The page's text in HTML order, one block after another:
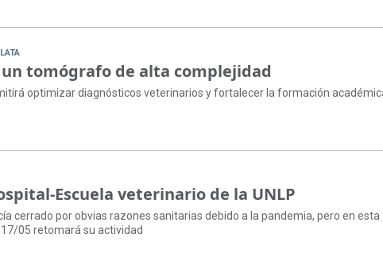
tomógrafo de alta complejidad
optimizar diagnósticos veterinarios y fortalecer la formación
Escuela veterinario de la UNLP
cerrado por obvias razones sanitarias debido a la pandemia, pero en esta
05 retomará su actividad